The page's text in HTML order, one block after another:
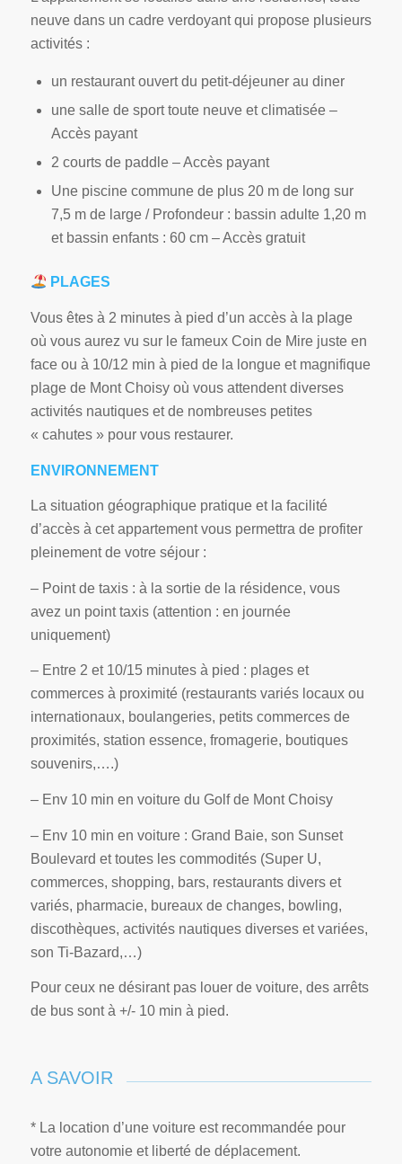
neuve dans un cadre verdoyant qui propose plusieurs
activités :
un restaurant ouvert du petit-déjeuner au diner
une salle de sport toute neuve et climatisée –
Accès payant
2 courts de paddle – Accès payant
Une piscine commune de plus 20 m de long sur
7,5 m de large / Profondeur : bassin adulte 1,20 m
et bassin enfants : 60 cm – Accès gratuit
PLAGES
Vous êtes à 2 minutes à pied d’un accès à la plage
où vous aurez vu sur le fameux Coin de Mire juste en
face ou à 10/12 min à pied de la longue et magnifique
plage de Mont Choisy où vous attendent diverses
activités nautiques et de nombreuses petites
« cahutes » pour vous restaurer.
ENVIRONNEMENT
La situation géographique pratique et la facilité
d’accès à cet appartement vous permettra de profiter
pleinement de votre séjour :
– Point de taxis : à la sortie de la résidence, vous
avez un point taxis (attention : en journée
uniquement)
– Entre 2 et 10/15 minutes à pied : plages et
commerces à proximité (restaurants variés locaux ou
internationaux, boulangeries, petits commerces de
proximités, station essence, fromagerie, boutiques
souvenirs,….)
– Env 10 min en voiture du Golf de Mont Choisy
– Env 10 min en voiture : Grand Baie, son Sunset
Boulevard et toutes les commodités (Super U,
commerces, shopping, bars, restaurants divers et
variés, pharmacie, bureaux de changes, bowling,
discothèques, activités nautiques diverses et variées,
son Ti-Bazard,…)
Pour ceux ne désirant pas louer de voiture, des arrêts
de bus sont à +/- 10 min à pied.
A SAVOIR
* La location d’une voiture est recommandée pour
votre autonomie et liberté de déplacement.